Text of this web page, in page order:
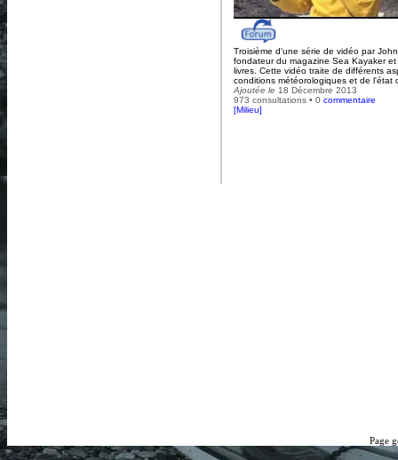
Troisième d'une série de vidéo par
fondateur du magazine Sea Kayaker et
livres. Cette vidéo traite de différents
conditions météorologiques et de l'état
Ajoutée le 18 Décembre 2013
973 consultations • 0 commentaire
[Milieu]
Page